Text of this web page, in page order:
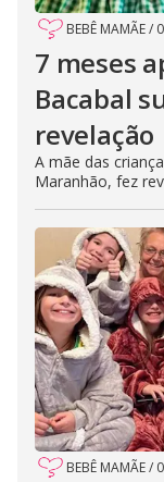
BEBÊ MAMÃE/
7 meses
Bacabal
revelação
A mãe das
Maranhão, fez
BEBÊ MAMÃE/